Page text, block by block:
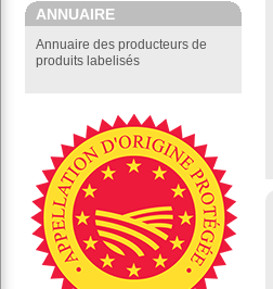
ANNUAIRE
Annuaire des producteurs de
produits labelisés